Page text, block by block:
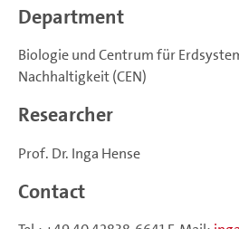
Department
Biologie und Centrum für
Nachhaltigkeit (CEN)
Researcher
Prof. Dr. Inga Hense
Contact